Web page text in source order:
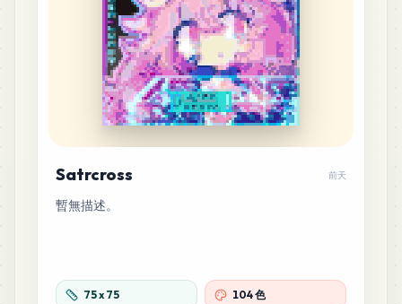
Satrcross 前天
暫無描述。
75x75 104 色